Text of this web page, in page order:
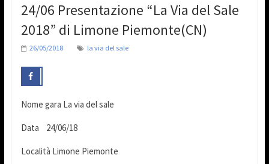
24/06 Presentazione “La Via del Sale
2018” di Limone Piemonte(CN)
26/05/2018 la via del sale
Nome gara La via del sale
Data 24/06/18
Località Limone Piemonte